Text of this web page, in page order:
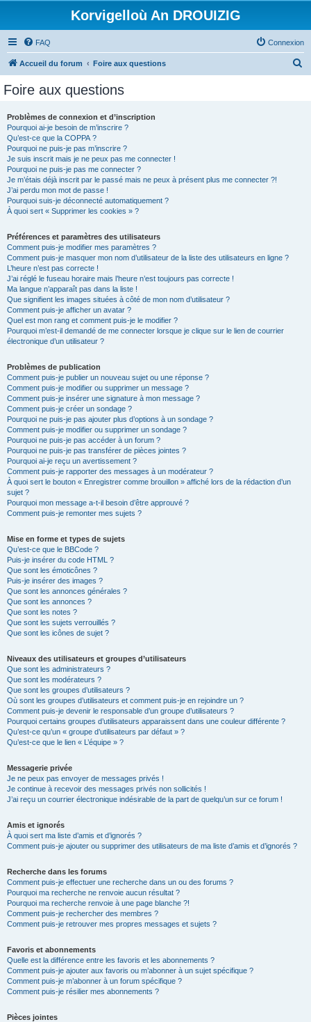
Korvigelloù An DROUIZIG
FAQ Connexion
Accueil du forum Foire aux questions
Foire aux questions
Problèmes de connexion et d’inscription
Pourquoi ai-je besoin de m’inscrire ?
Qu’est-ce que la COPPA ?
Pourquoi ne puis-je pas m’inscrire ?
Je suis inscrit mais je ne peux pas me connecter !
Pourquoi ne puis-je pas me connecter ?
Je m’étais déjà inscrit par le passé mais ne peux à présent plus me connecter ?!
J’ai perdu mon mot de passe !
Pourquoi suis-je déconnecté automatiquement ?
À quoi sert « Supprimer les cookies » ?
Préférences et paramètres des utilisateurs
Comment puis-je modifier mes paramètres ?
Comment puis-je masquer mon nom d’utilisateur de la liste des utilisateurs en ligne ?
L’heure n’est pas correcte !
J’ai réglé le fuseau horaire mais l’heure n’est toujours pas correcte !
Ma langue n’apparaît pas dans la liste !
Que signifient les images situées à côté de mon nom d’utilisateur ?
Comment puis-je afficher un avatar ?
Quel est mon rang et comment puis-je le modifier ?
Pourquoi m’est-il demandé de me connecter lorsque je clique sur le lien de courrier
électronique d’un utilisateur ?
Problèmes de publication
Comment puis-je publier un nouveau sujet ou une réponse ?
Comment puis-je modifier ou supprimer un message ?
Comment puis-je insérer une signature à mon message ?
Comment puis-je créer un sondage ?
Pourquoi ne puis-je pas ajouter plus d’options à un sondage ?
Comment puis-je modifier ou supprimer un sondage ?
Pourquoi ne puis-je pas accéder à un forum ?
Pourquoi ne puis-je pas transférer de pièces jointes ?
Pourquoi ai-je reçu un avertissement ?
Comment puis-je rapporter des messages à un modérateur ?
À quoi sert le bouton « Enregistrer comme brouillon » affiché lors de la rédaction d’un
sujet ?
Pourquoi mon message a-t-il besoin d’être approuvé ?
Comment puis-je remonter mes sujets ?
Mise en forme et types de sujets
Qu’est-ce que le BBCode ?
Puis-je insérer du code HTML ?
Que sont les émoticônes ?
Puis-je insérer des images ?
Que sont les annonces générales ?
Que sont les annonces ?
Que sont les notes ?
Que sont les sujets verrouillés ?
Que sont les icônes de sujet ?
Niveaux des utilisateurs et groupes d’utilisateurs
Que sont les administrateurs ?
Que sont les modérateurs ?
Que sont les groupes d’utilisateurs ?
Où sont les groupes d’utilisateurs et comment puis-je en rejoindre un ?
Comment puis-je devenir le responsable d’un groupe d’utilisateurs ?
Pourquoi certains groupes d’utilisateurs apparaissent dans une couleur différente ?
Qu’est-ce qu’un « groupe d’utilisateurs par défaut » ?
Qu’est-ce que le lien « L’équipe » ?
Messagerie privée
Je ne peux pas envoyer de messages privés !
Je continue à recevoir des messages privés non sollicités !
J’ai reçu un courrier électronique indésirable de la part de quelqu’un sur ce forum !
Amis et ignorés
À quoi sert ma liste d’amis et d’ignorés ?
Comment puis-je ajouter ou supprimer des utilisateurs de ma liste d’amis et d’ignorés ?
Recherche dans les forums
Comment puis-je effectuer une recherche dans un ou des forums ?
Pourquoi ma recherche ne renvoie aucun résultat ?
Pourquoi ma recherche renvoie à une page blanche ?!
Comment puis-je rechercher des membres ?
Comment puis-je retrouver mes propres messages et sujets ?
Favoris et abonnements
Quelle est la différence entre les favoris et les abonnements ?
Comment puis-je ajouter aux favoris ou m’abonner à un sujet spécifique ?
Comment puis-je m’abonner à un forum spécifique ?
Comment puis-je résilier mes abonnements ?
Pièces jointes